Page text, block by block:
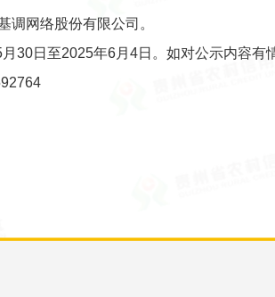
调网络股份有限公司。
30日至2025年6月4日。如对公示内容有